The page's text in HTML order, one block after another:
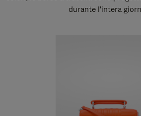
durante l'intera